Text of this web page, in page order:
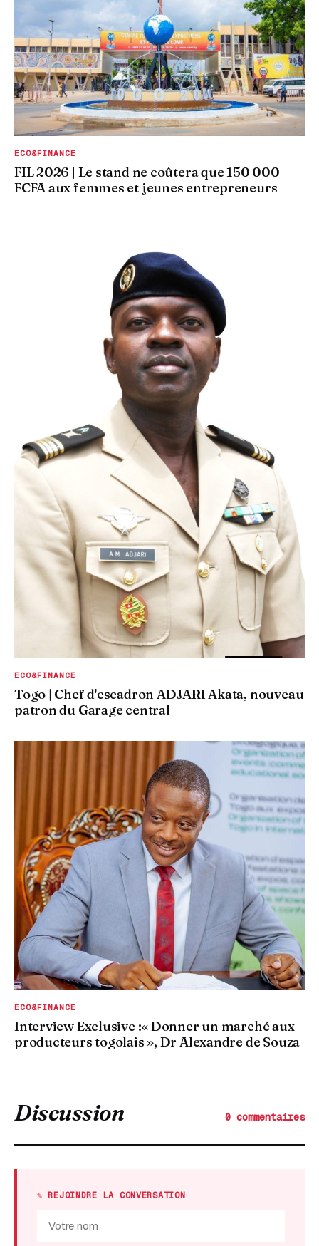
ECO&FINANCE
FIL 2026 | Le stand ne coûtera que 150 000
FCFA aux femmes et jeunes entrepreneurs
ECO&FINANCE
Togo | Chef d'escadron ADJARI Akata, nouveau
patron du Garage central
ECO&FINANCE
Interview Exclusive :« Donner un marché aux
producteurs togolais », Dr Alexandre de Souza
Discussion 0 commentaires
✎ REJOINDRE LA CONVERSATION